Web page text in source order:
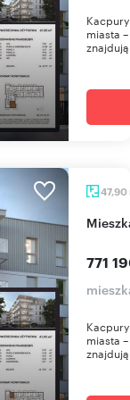
miasta
47,90
771
miasta